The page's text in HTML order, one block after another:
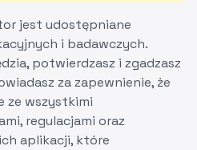
jest udostępniane
i badawczych.
potwierdzasz i zgadzasz
za zapewnienie, że
ze wszystkimi
regulacjami oraz
aplikacji, które